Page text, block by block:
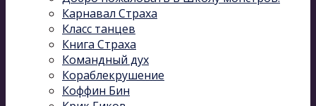
Карнавал Cтраха
Класс танцев
Книга Страха
Командный дух
Кораблекрушение
Коффин Бин